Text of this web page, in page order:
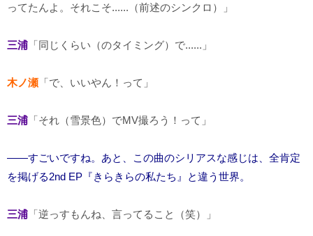
ってたんよ。それこそ......（前述のシンクロ）」
三浦 「同じくらい（のタイミング）で......」
木ノ瀬 「で、いいやん！って」
三浦 「それ（雪景色）でMV撮ろう！って」
――すごいですね。あと、この曲のシリアスな感じは、全肯定
を掲げる2nd EP『きらきらの私たち』と違う世界。
三浦 「逆っすもんね、言ってること（笑）」